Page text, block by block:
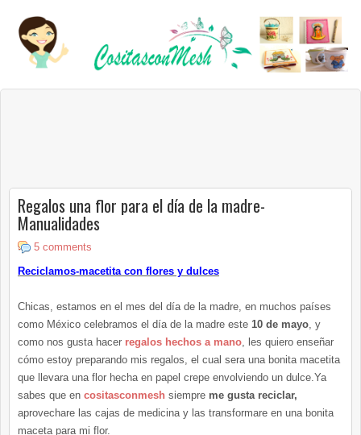
Regalos una flor para el día de la madre-
Manualidades
5 comments
Reciclamos-macetita con flores y dulces
Chicas, estamos en el mes del día de la madre, en muchos países
como México celebramos el día de la madre este 10 de mayo , y
como nos gusta hacer regalos hechos a mano , les quiero enseñar
cómo estoy preparando mis regalos, el cual sera una bonita macetita
que llevara una flor hecha en papel crepe envolviendo un dulce.Ya
sabes que en cositasconmesh siempre me gusta reciclar,
aprovechare las cajas de medicina y las transformare en una bonita
maceta para mi flor.